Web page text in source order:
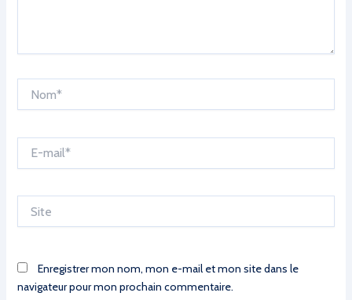
mail*
Enregistrer mon nom, mon e-mail et mon site dans le
navigateur pour mon prochain commentaire.